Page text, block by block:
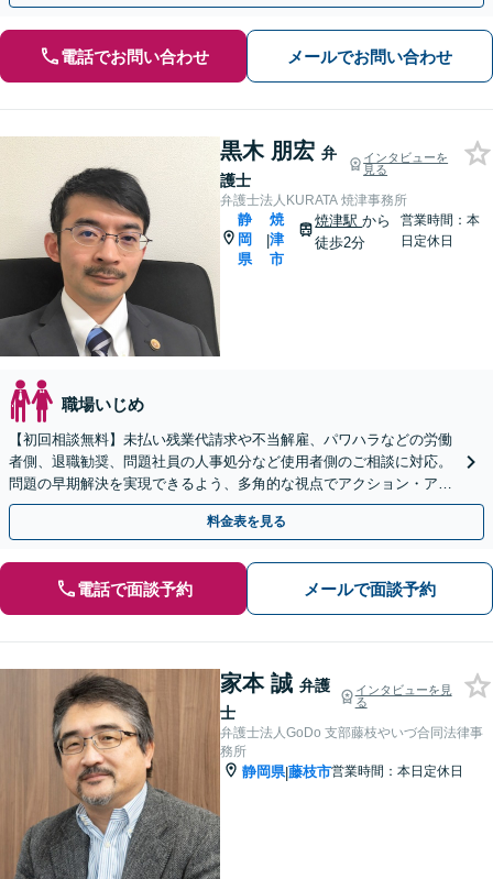
電話でお問い合わせ メールでお問い合わせ
黒木 朋宏 弁
護士
インタビューを
見る
弁護士法人KURATA 焼津事務所
静
岡
県
|
焼
津
市
焼津駅から
徒歩2分
営業時間：本
日定休日
職場いじめ
【初回相談無料】未払い残業代請求や不当解雇、パワハラなどの労働
者側、退職勧奨、問題社員の人事処分など使用者側のご相談に対応。
問題の早期解決を実現できるよう、多角的な視点でアクション・アド
バイスをいたします【焼津駅徒歩2分】
料金表を見る
電話で面談予約 メールで面談予約
家本 誠 弁護
士
インタビューを見
る
弁護士法人GoDo 支部藤枝やいづ合同法律事
務所
静岡県|藤枝市営業時間：本日定休日